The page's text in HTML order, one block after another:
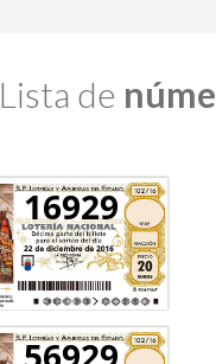
Lista de
16929